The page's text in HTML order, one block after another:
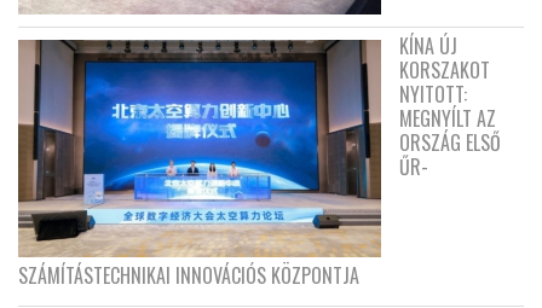
KÍNA ÚJ
KORSZAKOT
NYITOTT:
MEGNYÍLT AZ
ORSZÁG ELSŐ
ŰR-
SZÁMÍTÁSTECHNIKAI INNOVÁCIÓS KÖZPONTJA